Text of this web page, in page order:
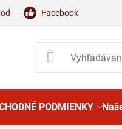
Facebook
PODMIENKY